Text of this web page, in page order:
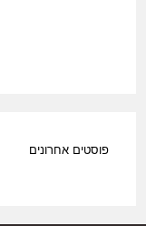
פוסטים אחרונים